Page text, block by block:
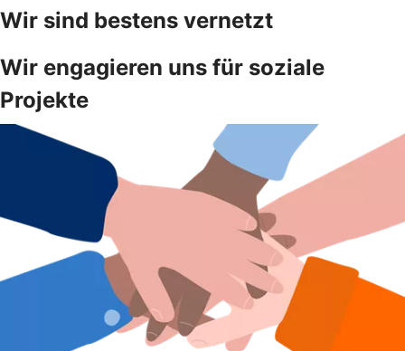
Wir sind bestens vernetzt
Wir engagieren uns für soziale
Projekte